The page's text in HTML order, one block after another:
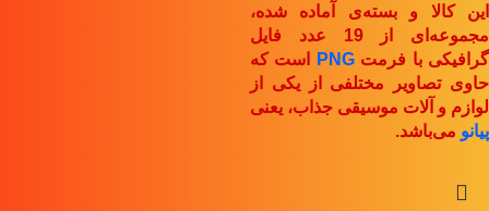
این کالا و بسته‌ی آماده شده،
مجموعه‌ای از 19 عدد فایل
گرافیکی با فرمتPNG
است که
حاوی تصاویر مختلفی از یکی از
لوازم و آلات موسیقی جذاب، یعنی
پیانو می‌باشد.